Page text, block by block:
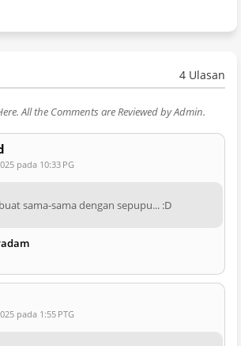
4 Ulasan
All the Comments are Reviewed by Admin.
pada 10:33 PG
sama-sama dengan sepupu... :D
pada 1:55 PTG